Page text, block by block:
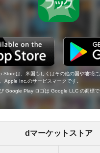
Storeは、米国もしくはその他の国や地域
Apple Inc.のサービスマークです。
Google Play ロゴは Google LLC の商標で
dマーケットストア